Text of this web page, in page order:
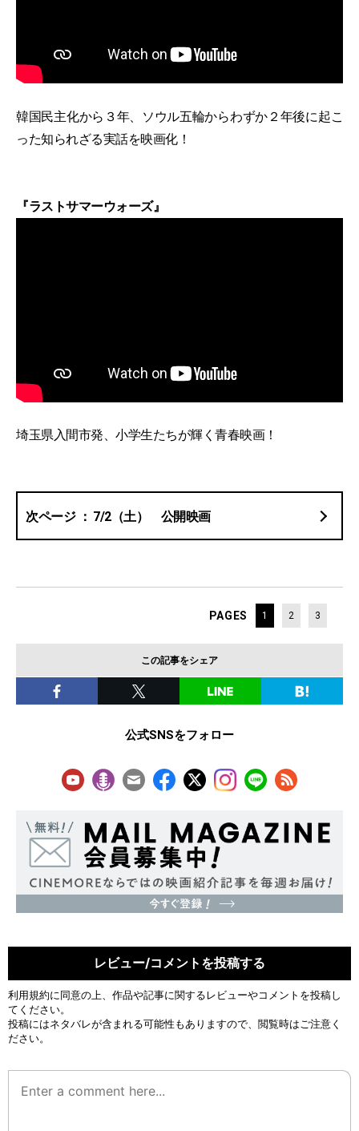
韓国民主化から３年、ソウル五輪からわずか２年後に起こ
った知られざる実話を映画化！
『ラストサマーウォーズ』
埼玉県入間市発、小学生たちが輝く青春映画！
7/2（土） 公開映画
PAGES 1 2 3
この記事をシェア
公式SNSをフォロー
レビュー/コメントを投稿する
利用規約に同意の上、作品や記事に関するレビューやコメントを投稿し
てください。
投稿にはネタバレが含まれる可能性もありますので、閲覧時はご注意く
ださい。